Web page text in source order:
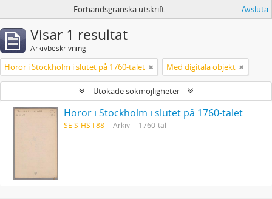
Förhandsgranska utskrift Avsluta
Visar 1 resultat
Arkivbeskrivning
Horor i Stockholm i slutet på 1760-talet Med digitala objekt
Utökade sökmöjligheter
Horor i Stockholm i slutet på 1760-talet
SE S-HS I 88 Arkiv 1760-tal